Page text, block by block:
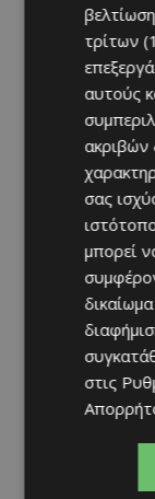
τρίτων
αυτούς
ακριβών
σας
μπορεί
στις